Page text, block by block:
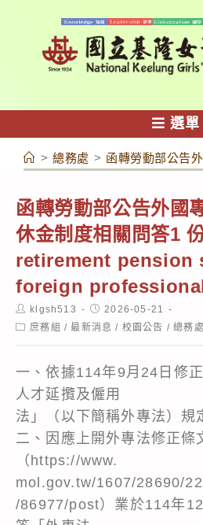
容
選單
> 總務處 > 函轉勞動部公告
函轉勞動部公告外國
休金制度相關問答1
retirement pension
foreign
Post
author:
klgsh513
Post
published:
2026-05-21
Post庶務組 / 最新消息 / 校園公告 / 總務處
一、依據114年9月24日修
人才延攬及僱用
法」（以下簡稱外專法）規
二、因應上開外專法修正條
（https://www.
mol.gov.tw/1607/28690/
/86977/post）業於114年